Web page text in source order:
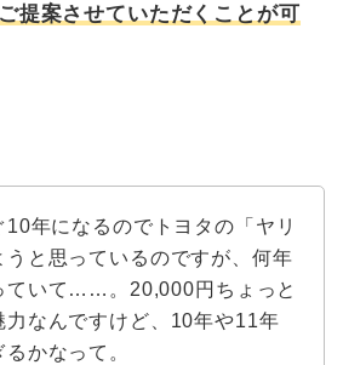
提案させていただくことが可
年になるのでトヨタの「ヤリ
うと思っているのですが、何年
ていて……。20,000円ちょっと
力なんですけど、10年や11年
かなって。